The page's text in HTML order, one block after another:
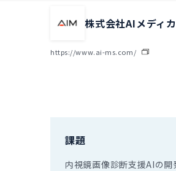
株式会社AIメディ
https://www.ai-ms.com/
課題
内視鏡画像診断支援AIの開